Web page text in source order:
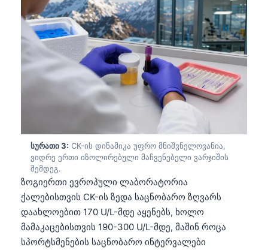
სურათი 3: CK-ის დინამიკა უფრო მნიშვნელოვანია,
ვიდრე ერთი იზოლირებული მაჩვენებელი ვარჯიშის
შემდეგ.
ზოგიერთი ევროპული ლაბორატორია
ქალებისთვის CK-ის ზედა საცნობარო ზღვარს
დაახლოებით 170 U/L-მდე აყენებს, ხოლო
მამაკაცებისთვის 190-300 U/L-მდე, მაშინ როცა
სპორტსმენების საცნობარო ინტერვალები